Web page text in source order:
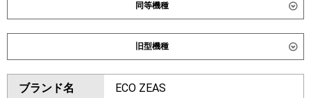
同等機種
ダイキン SZRB80CT SDRB80BB
東芝 GBHA08011MUB GBSA08013MUB
三菱電機 PDZ-HRMP80G6
旧型機種
ダイキン SZRB80BYT SZRB80BJT
SDRB80B
ブランド名 ECO ZEAS